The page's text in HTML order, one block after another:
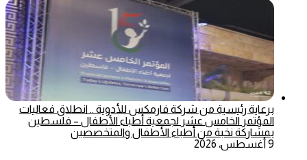
برعاية رئيسية من شركة فارمكس للأدوية .. انطلاق فعاليات
المؤتمر الخامس عشر لجمعية أطباء الأطفال – فلسطين
بمشاركة نخبة من أطباء الأطفال والمتخصصين
9 أغسطس، 2026